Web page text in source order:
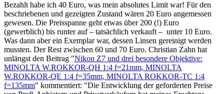
Bezahlt habe ich 40 Euro, was mein absolutes Limit war! Für den
beschriebenen und gezeigten Zustand wären 20 Euro angemessen
gewesen. Die Preisspanne geht etwas über 200 (!) Euro
(gewerblich) bis runter auf – tatsächlich verkauft – unter 10 Euro.
Was dann aber ein Exemplar war, dessen Linsen gereinigt werden
mussten. Der Rest zwischen 60 und 70 Euro. Christian Zahn hat
unlängst den Beitrag "Nikon Z7 und drei besondere Objektive:
MINOLTA W.ROKKOR-QH 1:4 f=21mm, MINOLTA
W.ROKKOR-QE 1:4 f=35mm, MINOLTA ROKKOR-TC 1:4
f=135mm" kommentiert: "Die Entwicklung der geforderten Preise